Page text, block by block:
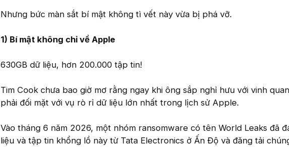
Nhưng bức màn sắt bí mật không tì vết này vừa bị phá vỡ.
1) Bí mật không chỉ về Apple
630GB dữ liệu, hơn 200.000 tập tin!
Tim Cook chưa bao giờ mơ rằng ngay khi ông sắp nghỉ hưu với vinh
phải đối mặt với vụ rò rỉ dữ liệu lớn nhất trong lịch sử Apple.
Vào tháng 6 năm 2026, một nhóm ransomware có tên World Leaks đã
liệu và tập tin khổng lồ này từ Tata Electronics ở Ấn Độ và đăng tải